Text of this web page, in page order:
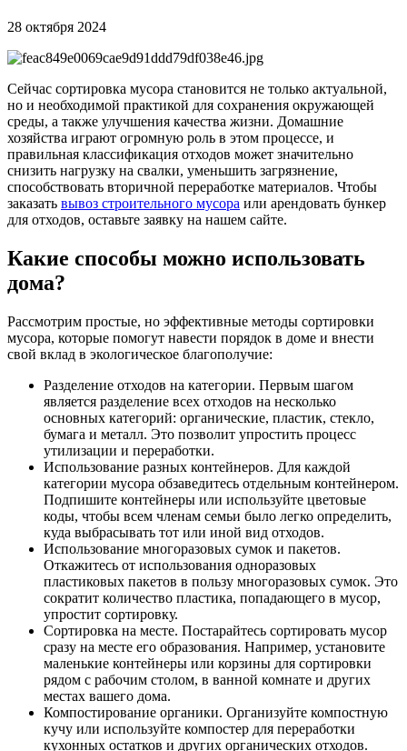
28 октября 2024
Сейчас сортировка мусора становится не только актуальной,
но и необходимой практикой для сохранения окружающей
среды, а также улучшения качества жизни. Домашние
хозяйства играют огромную роль в этом процессе, и
правильная классификация отходов может значительно
снизить нагрузку на свалки, уменьшить загрязнение,
способствовать вторичной переработке материалов. Чтобы
заказать вывоз строительного мусора или арендовать бункер
для отходов, оставьте заявку на нашем сайте.
Какие способы можно использовать
дома?
Рассмотрим простые, но эффективные методы сортировки
мусора, которые помогут навести порядок в доме и внести
свой вклад в экологическое благополучие:
Разделение отходов на категории. Первым шагом
является разделение всех отходов на несколько
основных категорий: органические, пластик, стекло,
бумага и металл. Это позволит упростить процесс
утилизации и переработки.
Использование разных контейнеров. Для каждой
категории мусора обзаведитесь отдельным контейнером.
Подпишите контейнеры или используйте цветовые
коды, чтобы всем членам семьи было легко определить,
куда выбрасывать тот или иной вид отходов.
Использование многоразовых сумок и пакетов.
Откажитесь от использования одноразовых
пластиковых пакетов в пользу многоразовых сумок. Это
сократит количество пластика, попадающего в мусор,
упростит сортировку.
Сортировка на месте. Постарайтесь сортировать мусор
сразу на месте его образования. Например, установите
маленькие контейнеры или корзины для сортировки
рядом с рабочим столом, в ванной комнате и других
местах вашего дома.
Компостирование органики. Организуйте компостную
кучу или используйте компостер для переработки
кухонных остатков и других органических отходов.